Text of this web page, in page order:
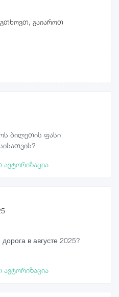
გაიაროთ
ბილეთის ფასი
ავტორიზაცია
в августе 2025?
ავტორიზაცია